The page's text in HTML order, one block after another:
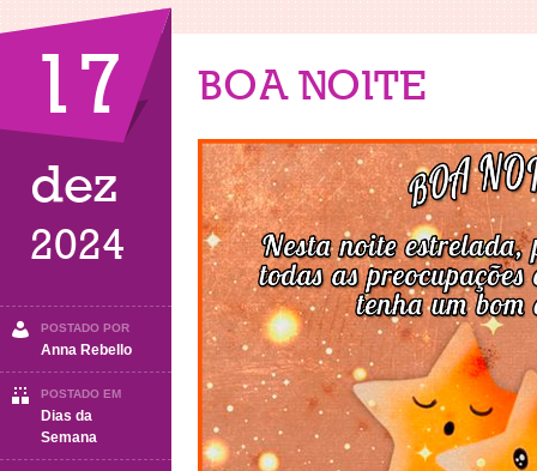
17
dez
2024
POSTADO POR
Anna Rebello
POSTADO EM
Dias da
Semana
BOA NOITE